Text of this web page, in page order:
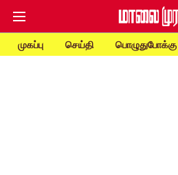
முகப்பு செய்தி பொழுதுபோக்கு